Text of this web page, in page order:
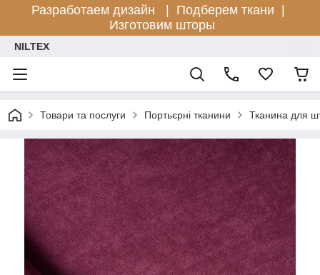
Разработаем дизайн |
Подберем ткани |
Изготовим шторы
NILTEX
Товари та послуги Портьєрні тканини Тканина для